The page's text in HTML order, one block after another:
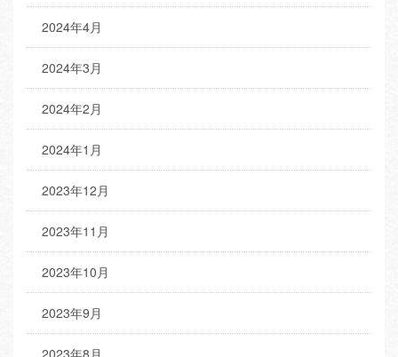
2024年4月
2024年3月
2024年2月
2024年1月
2023年12月
2023年11月
2023年10月
2023年9月
2023年8月